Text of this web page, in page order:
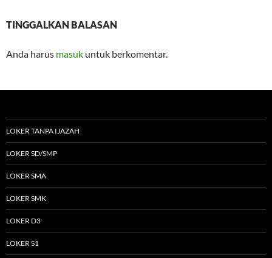
TINGGALKAN BALASAN
Anda harus masuk untuk berkomentar.
LOKER TANPA IJAZAH
LOKER SD/SMP
LOKER SMA
LOKER SMK
LOKER D3
LOKER S1